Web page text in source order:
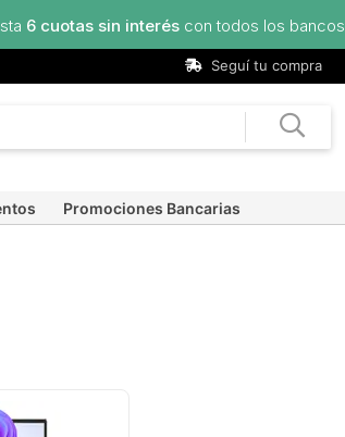
6 cuotas sin interés con todos los bancos
Seguí tu compra
Promociones Bancarias